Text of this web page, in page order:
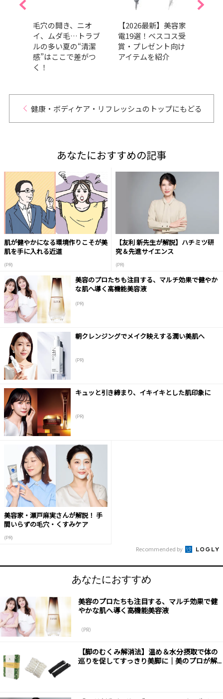
毛穴の開き、ニオ
イ、ムダ毛…トラブ
ルの多い夏の“清潔
感”はここで差がつ
く！
【2026最新】美容家
電19選！ベスコス受
賞・プレゼント向け
アイテムを紹介
健康・ボディケア・リフレッシュのトップにもどる
あなたにおすすめの記事
肌が健やかになる環境作りこそが美
肌を手に入れる近道
(PR)
【友利 新先生が解説】ハチミツ研
究＆先進サイエンス
(PR)
美容のプロたちも注目する、マルチ効果で健やか
な肌へ導く高機能美容液
(PR)
朝クレンジングでメイク映えする潤い美肌へ
(PR)
キュッと引き締まり、イキイキとした肌印象に
(PR)
美容家・瀬戸麻実さんが解説！ 手
間いらずの毛穴・くすみケア
(PR)
Recommended by
あなたにおすすめ
美容のプロたちも注目する、マルチ効果で健
やかな肌へ導く高機能美容液
（PR）
【脚のむくみ解消法】温め＆水分摂取で体の
巡りを促してすっきり美脚に｜美のプロが解...